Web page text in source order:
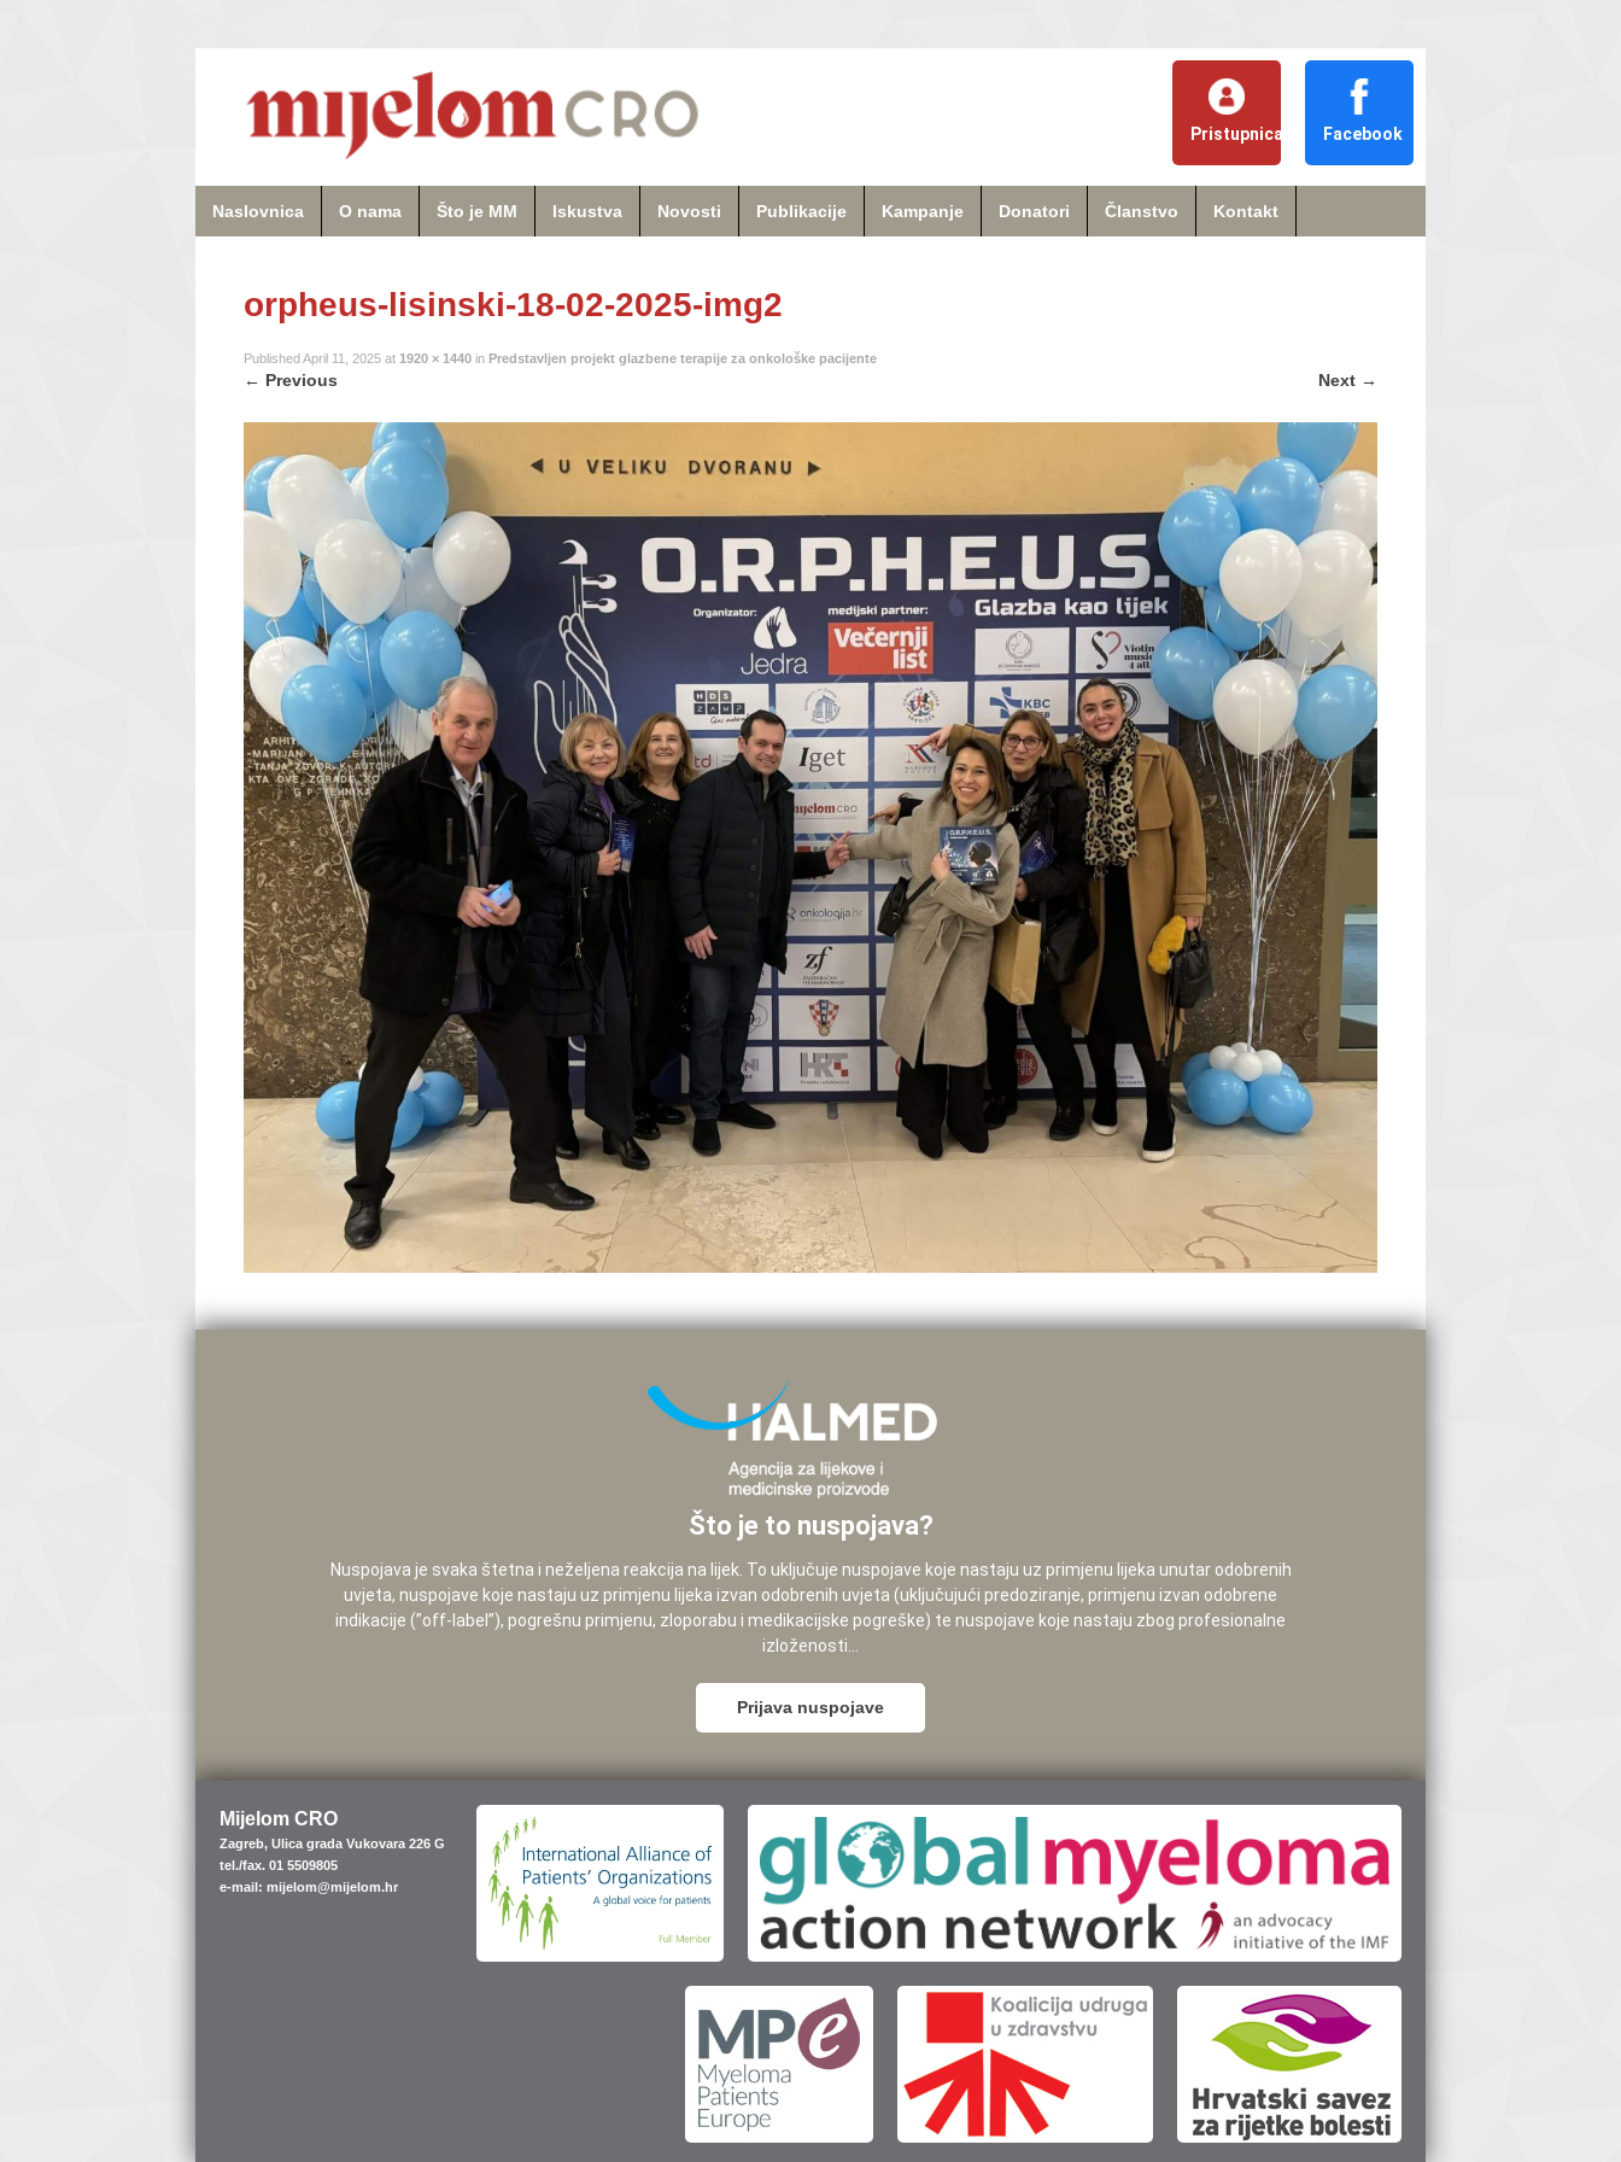
Pristupnica Facebook
Naslovnica O nama Što je MM Iskustva Novosti Publikacije Kampanje Donatori Članstvo Kontakt
orpheus-lisinski-18-02-2025-img2
Published April 11, 2025 at 1920 × 1440 in Predstavljen projekt glazbene terapije za onkološke pacijente
← Previous Next →
Što je to nuspojava?
Nuspojava je svaka štetna i neželjena reakcija na lijek. To uključuje nuspojave koje nastaju uz primjenu lijeka unutar odobrenih
uvjeta, nuspojave koje nastaju uz primjenu lijeka izvan odobrenih uvjeta (uključujući predoziranje, primjenu izvan odobrene
indikacije (”off-label”), pogrešnu primjenu, zloporabu i medikacijske pogreške) te nuspojave koje nastaju zbog profesionalne
izloženosti...
Prijava nuspojave
Mijelom CRO
Zagreb, Ulica grada Vukovara 226 G
tel./fax. 01 5509805
e-mail: mijelom@mijelom.hr